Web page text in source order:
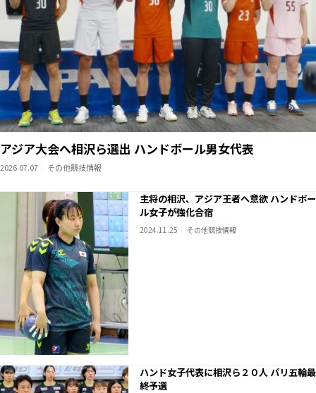
アジア大会へ相沢ら選出 ハンドボール男女代表
2026.07.07 その他競技情報
主将の相沢、アジア王者へ意欲 ハンドボー
ル女子が強化合宿
2024.11.25 その他競技情報
ハンド女子代表に相沢ら２０人 パリ五輪最
終予選